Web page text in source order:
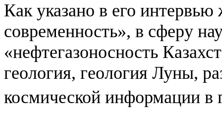
Как указано в его
современность», в сферу
«нефтегазоносность
геология, геология Луны,
космической информации в